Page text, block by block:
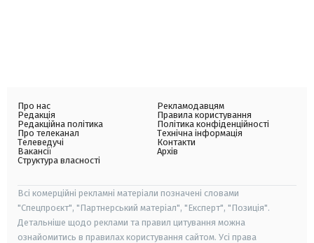
Про нас
Редакція
Редакційна політика
Про телеканал
Телеведучі
Вакансії
Структура власності
Рекламодавцям
Правила користування
Політика конфіденційності
Технічна інформація
Контакти
Архів
Всі комерційні рекламні матеріали позначені словами
"Спецпроєкт", "Партнерський матеріал", "Експерт", "Позиція".
Детальніше щодо реклами та правил цитування можна
ознайомитись в правилах користування сайтом. Усі права